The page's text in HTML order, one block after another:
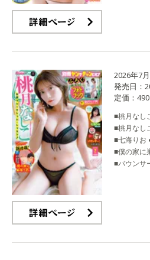
2026年7
発売日：
定価：
■桃月なし
■桃月なし
■七海りお
■僕の家に
■バウンサ